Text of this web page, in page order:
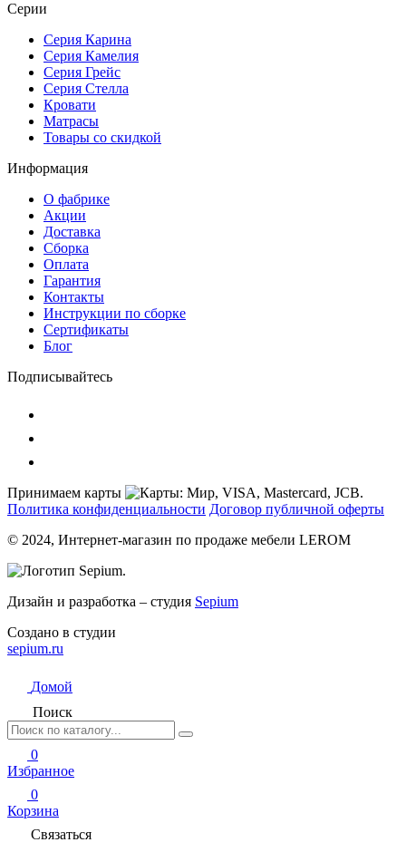
Серии
Серия Карина
Серия Камелия
Серия Грейс
Серия Стелла
Кровати
Матрасы
Товары со скидкой
Информация
О фабрике
Акции
Доставка
Сборка
Оплата
Гарантия
Контакты
Инструкции по сборке
Сертификаты
Блог
Подписывайтесь
Принимаем карты
Политика конфиденциальности Договор публичной оферты
© 2024, Интернет-магазин по продаже мебели LEROM
Дизайн и разработка – студия Sepium
Создано в студии
sepium.ru
Домой
Поиск
0
Избранное
0
Корзина
Связаться